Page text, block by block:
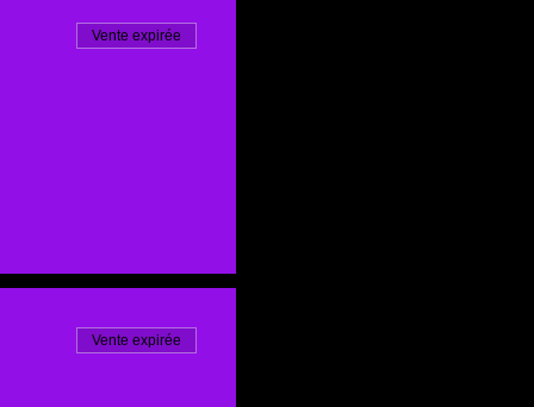
Vente expirée
Vente expirée